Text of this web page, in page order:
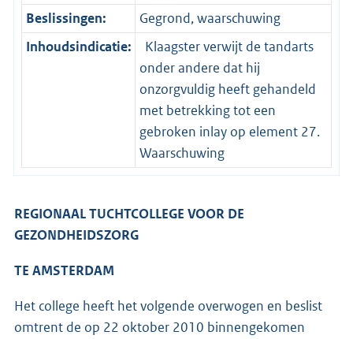
Beslissingen:
Gegrond, waarschuwing
Inhoudsindicatie:
Klaagster verwijt de tandarts
onder andere dat hij
onzorgvuldig heeft gehandeld
met betrekking tot een
gebroken inlay op element 27.
Waarschuwing
REGIONAAL TUCHTCOLLEGE VOOR DE
GEZONDHEIDSZORG
TE AMSTERDAM
Het college heeft het volgende overwogen en beslist
omtrent de op 22 oktober 2010 binnengekomen